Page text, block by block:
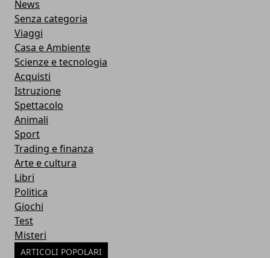
News
Senza categoria
Viaggi
Casa e Ambiente
Scienze e tecnologia
Acquisti
Istruzione
Spettacolo
Animali
Sport
Trading e finanza
Arte e cultura
Libri
Politica
Giochi
Test
Misteri
ARTICOLI POPOLARI